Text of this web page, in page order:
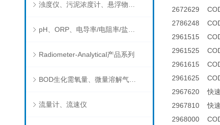
Radiometer-Analytical产品系列
BOD生化需氧量、微量溶解气体和现场水质测试组件以及其他分析仪
流量计、流速仪
2672629
2786248
2961515
2961525
2961615
2961625
2967620 快速
2967810 快速
2968000